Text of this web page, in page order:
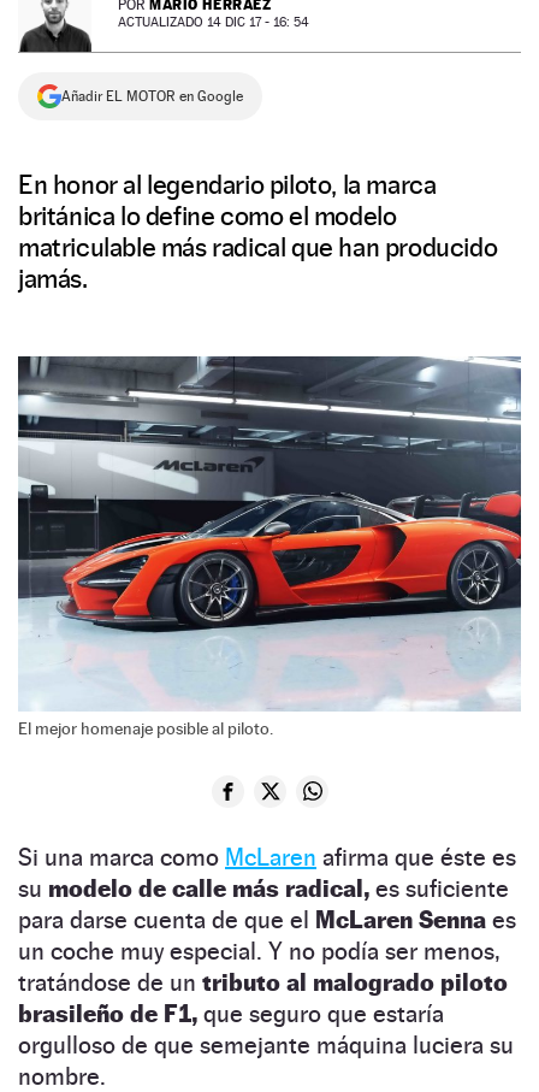
NEWSLETTER
SÍGUENOS
POR MARIO HERRÁEZ
ACTUALIZADO 14 DIC 17 - 16: 54
Añadir EL MOTOR en Google
En honor al legendario piloto, la marca
británica lo define como el modelo
matriculable más radical que han producido
jamás.
El mejor homenaje posible al piloto.
Si una marca como McLaren afirma que éste es
su modelo de calle más radical, es suficiente
para darse cuenta de que el McLaren Senna es
un coche muy especial. Y no podía ser menos,
tratándose de un tributo al malogrado piloto
brasileño de F1, que seguro que estaría
orgulloso de que semejante máquina luciera su
nombre.